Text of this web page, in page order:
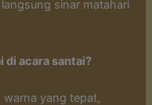
sinar matahari
di acara santai?
warna yang tepat,